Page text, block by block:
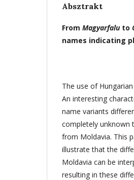
Absztrakt
From Magyarfaluto
names indicating
The use of
An interesting
name variants
completely unknown
from Moldavia. This
illustrate that the
Moldavia can be
resulting in these